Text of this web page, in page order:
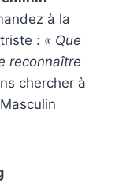
à la
: « Que
reconnaître
chercher à